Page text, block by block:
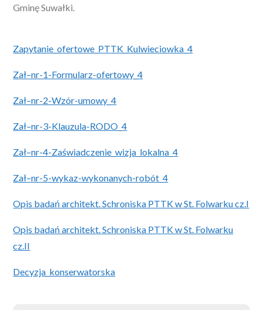
Gminę Suwałki.
Zapytanie_ofertowe_PTTK_Kulwieciowka_4
Zał–nr-1-Formularz-ofertowy_4
Zał–nr-2-Wzór-umowy_4
Zał–nr-3-Klauzula-RODO_4
Zał–nr-4-Zaświadczenie_wizja_lokalna_4
Zał–nr-5-wykaz-wykonanych-robót_4
Opis badań architekt. Schroniska PTTK w St. Folwarku cz.I
Opis badań architekt. Schroniska PTTK w St. Folwarku
cz.II
Decyzja_konserwatorska